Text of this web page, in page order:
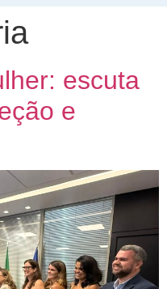
escuta
e